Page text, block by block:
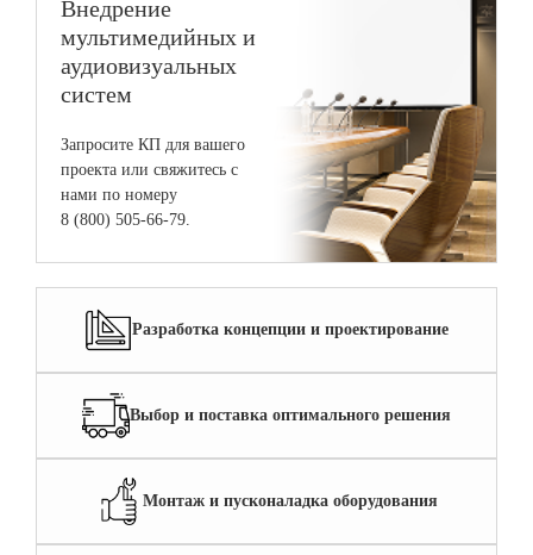
Внедрение
мультимедийных и
аудиовизуальных
систем
Запросите КП для вашего
проекта или свяжитесь с
нами по номеру
8 (800) 505-66-79.
Разработка концепции и проектирование
Выбор и поставка оптимального решения
Монтаж и пусконаладка оборудования